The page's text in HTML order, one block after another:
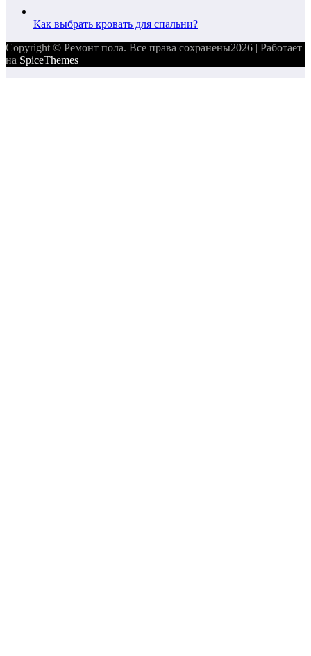
Как выбрать кровать для спальни?
Copyright © Ремонт пола. Все права сохранены2026 | Работает
на SpiceThemes